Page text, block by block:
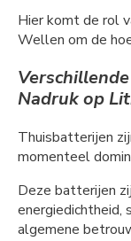
Hier komt de rol
Wellen om de
Nadruk op
Thuisbatterijen
momenteel
Deze batterijen
energiedichtheid,
algemene